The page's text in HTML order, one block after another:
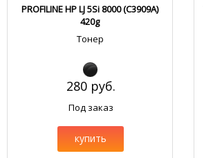
PROFILINE HP LJ 5Si 8000 (C3909A)
420g
Тонер
280 руб.
Под заказ
купить